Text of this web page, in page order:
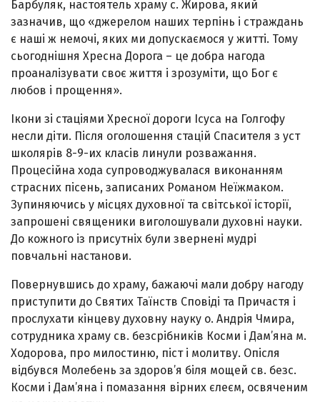
Барбуляк, настоятель храму с. Жирова, який
зазначив, що «джерелом наших терпінь і страждань
є наші ж немочі, яких ми допускаємося у житті. Тому
сьогоднішня Хресна Дорога – це добра нагода
проаналізувати своє життя і зрозуміти, що Бог є
любов і прощення».
Ікони зі стаціями Хресної дороги Ісуса на Голгофу
несли діти. Після оголошення стацій Спасителя з уст
школярів 8-9-их класів линули розважання.
Процесійна хода супроводжувалася виконанням
страсних пісень, записаних Романом Неїжмаком.
Зупиняючись у місцях духовної та світської історії,
запрошені священики виголошували духовні науки.
До кожного із присутніх були звернені мудрі
повчальні настанови.
Повернувшись до храму, бажаючі мали добру нагоду
приступити до Святих Таїнств Сповіді та Причастя і
прослухати кінцеву духовну науку о. Андрія Чмира,
сотрудника храму св. безсрібників Косми і Дам’яна м.
Ходорова, про милостиню, піст і молитву. Опісля
відбувся Молебень за здоров’я біля мощей св. безс.
Косми і Дам’яна і помазання вірних єлеєм, освяченим